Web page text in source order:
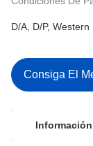
D/A, D/P, Western
Consiga El